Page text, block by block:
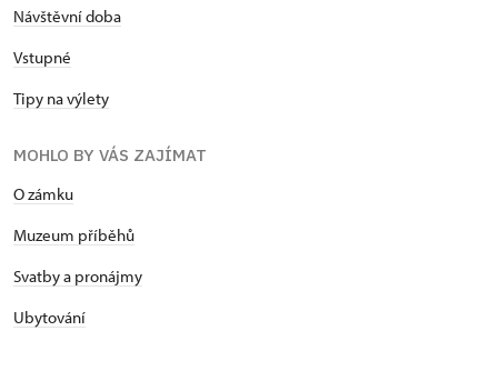
Návštěvní doba
Vstupné
Tipy na výlety
MOHLO BY VÁS ZAJÍMAT
O zámku
Muzeum příběhů
Svatby a pronájmy
Ubytování